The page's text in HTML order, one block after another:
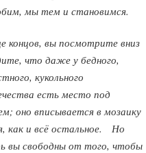
мы тем и становимся.
концов, вы посмотрите вниз
что даже у бедного,
кукольного
есть место под
оно вписывается в мозаику
как и всё остальное. Но
вы свободны от того, чтобы